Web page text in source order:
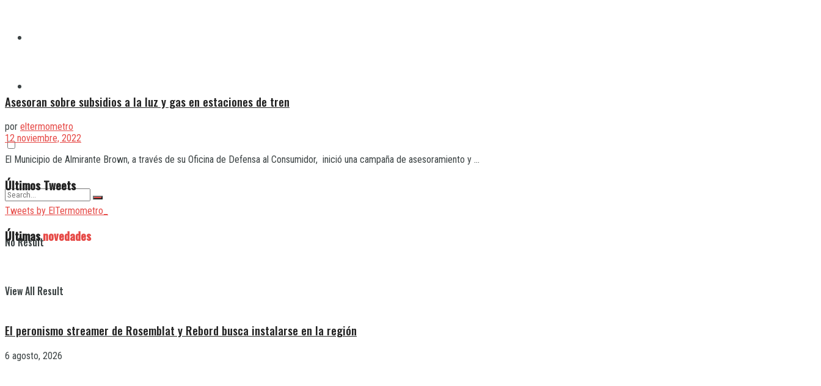
No Result
View All Result
Asesoran sobre subsidios a la luz y gas en estaciones de tren
por eltermometro
12 noviembre, 2022
El Municipio de Almirante Brown, a través de su Oficina de Defensa al Consumidor, inició una campaña de asesoramiento y ...
Últimos Tweets
Tweets by ElTermometro_
Últimasnovedades
El peronismo streamer de Rosemblat y Rebord busca instalarse en la región
6 agosto, 2026